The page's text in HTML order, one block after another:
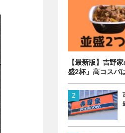
【最新版】吉野
盛2杯」高コスパ